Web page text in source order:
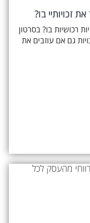
זכויותיי בו?
רכושיות בו? בסרטון
גם אם עוזבים את